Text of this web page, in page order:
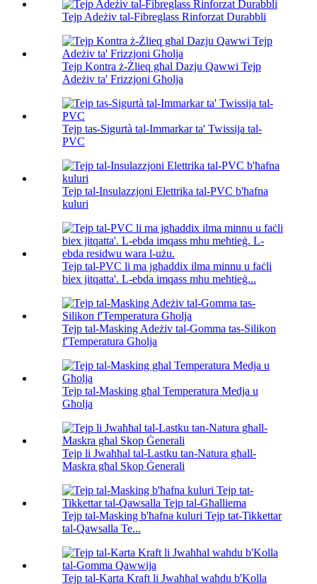
Tejp Adeżiv tal-Fibreglass Rinforzat Durabbli
Tejp Kontra ż-Żlieq għal Dazju Qawwi Tejp
Adeżiv ta' Frizzjoni Għolja
Tejp tas-Sigurtà tal-Immarkar ta' Twissija tal-
PVC
Tejp tal-Insulazzjoni Elettrika tal-PVC b'ħafna
kuluri
Tejp tal-PVC li ma jgħaddix ilma minnu u faċli
biex jitqatta'. L-ebda imqass mhu meħtieġ...
Tejp tal-Masking Adeżiv tal-Gomma tas-Silikon
f'Temperatura Għolja
Tejp tal-Masking għal Temperatura Medja u
Għolja
Tejp li Jwaħħal tal-Lastku tan-Natura għall-
Maskra għal Skop Ġenerali
Tejp tal-Masking b'ħafna kuluri Tejp tat-Tikkettar
tal-Qawsalla Te...
Tejp tal-Karta Kraft li Jwaħħal waħdu b'Kolla